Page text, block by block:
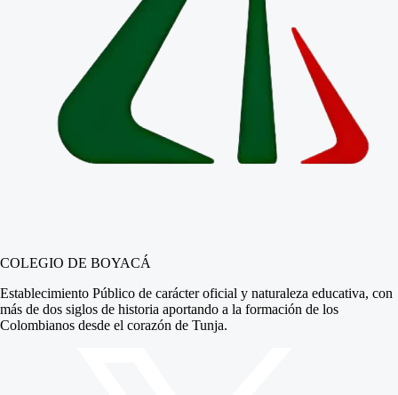
COLEGIO DE BOYACÁ
Establecimiento Público de carácter oficial y naturaleza educativa, con
más de dos siglos de historia aportando a la formación de los
Colombianos desde el corazón de Tunja.